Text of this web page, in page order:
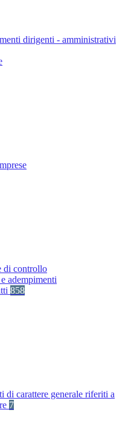
dirigenti - amministrativi
di controllo
adempimenti
858
di carattere generale riferiti a
7